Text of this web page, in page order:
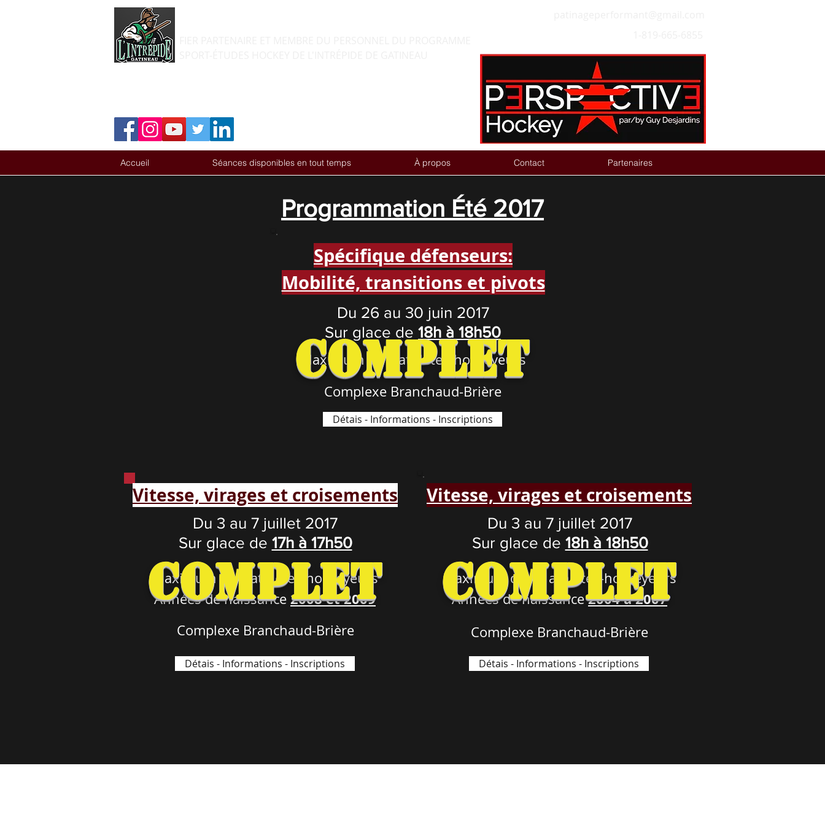
Accueil Séances disponibles en tout temps À propos Contact Partenaires
Programmation Été 2017
Spécifique défenseurs:
Mobilité, transitions et pivots
Du 26 au 30 juin 2017
Sur glace de 18h à 18h50
Complexe Branchaud-Brière
Détais - Informations - Inscriptions
Maximum de 8 athlètes-hockeyeurs
Complet
Vitesse, virages et croisements
Du 3 au 7 juillet 2017
Sur glace de 17h à 17h50
Complexe Branchaud-Brière
Détais - Informations - Inscriptions
Maximum de 8 athlètes-hockeyeurs
Années de naissance 2008 et 2009
Complet
Vitesse, virages et croisements
Du 3 au 7 juillet 2017
Sur glace de 18h à 18h50
Complexe Branchaud-Brière
Détais - Informations - Inscriptions
Maximum de 12 athlètes-hockeyeurs
Années de naissance2004 à 2007
Complet